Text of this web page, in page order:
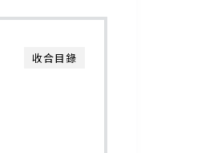
收合目錄